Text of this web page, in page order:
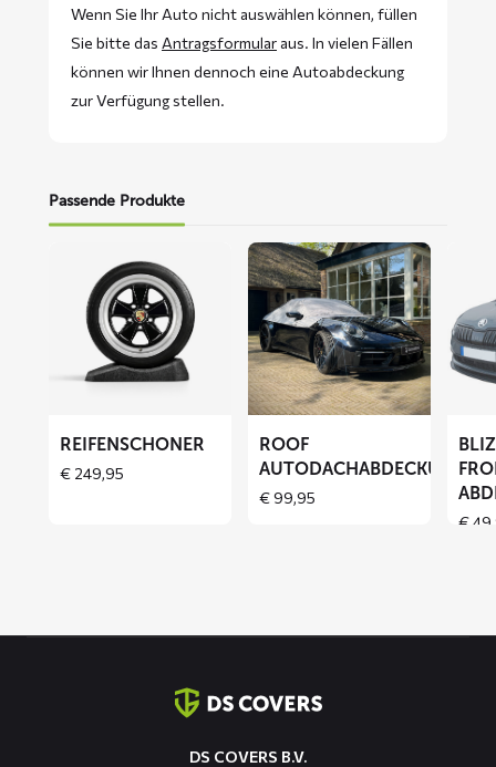
Wenn Sie Ihr Auto nicht auswählen können, füllen
Sie bitte das Antragsformular aus. In vielen Fällen
können wir Ihnen dennoch eine Autoabdeckung
zur Verfügung stellen.
Passende Produkte
Reifenschoner
REIFENSCHONER
€249,95
Mehr
lesen
über
ROOF
Autodachabdeckung
ROOF
AUTODACHABDECKUNG
€99,95
über
BLIZZ
€
DS COVERS B.V.